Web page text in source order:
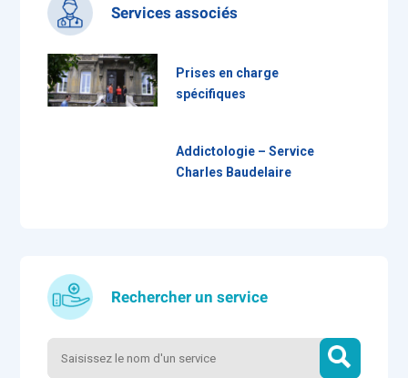
Services associés
Prises en charge
spécifiques
Addictologie – Service
Charles Baudelaire
Rechercher un service